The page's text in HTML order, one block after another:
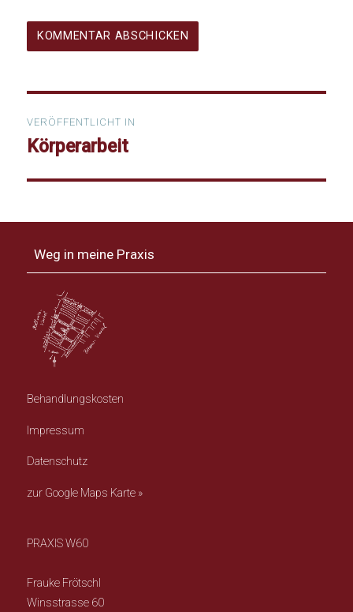
VERÖFFENTLICHT IN
Körperarbeit
Weg in meine Praxis
Behandlungskosten
Impressum
Datenschutz
zur Google Maps Karte »
PRAXIS W60
Frauke Frötschl
Winsstrasse 60